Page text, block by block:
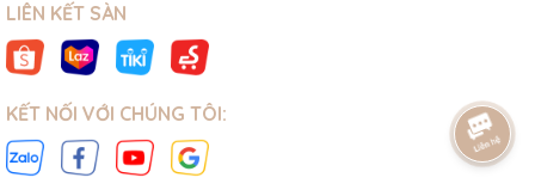
LIÊN KẾT SÀN
KẾT NỐI VỚI CHÚNG TÔI: